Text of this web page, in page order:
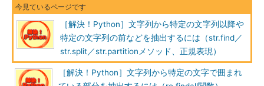
［解決！Python］文字列から特定の文字列以降や
特定の文字列の前などを抽出するには（str.find／
str.split／str.partitionメソッド、正規表現）
［解決！Python］文字列から特定の文字で囲まれ